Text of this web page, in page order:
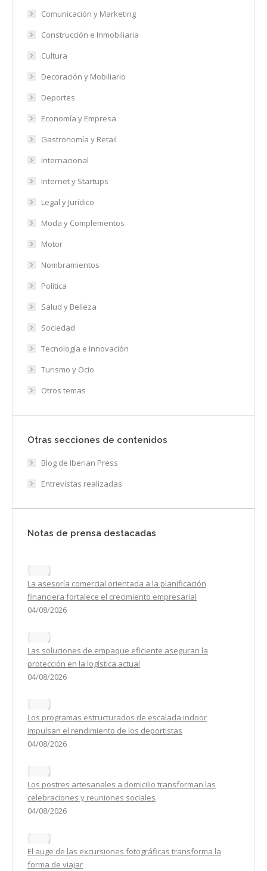
Comunicación y Marketing
Construcción e Inmobiliaria
Cultura
Decoración y Mobiliario
Deportes
Economía y Empresa
Gastronomía y Retail
Internacional
Internet y Startups
Legal y Jurídico
Moda y Complementos
Motor
Nombramientos
Política
Salud y Belleza
Sociedad
Tecnología e Innovación
Turismo y Ocio
Otros temas
Otras secciones de contenidos
Blog de Iberian Press
Entrevistas realizadas
Notas de prensa destacadas
La asesoría comercial orientada a la planificación
financiera fortalece el crecimiento empresarial
04/08/2026
Las soluciones de empaque eficiente aseguran la
protección en la logística actual
04/08/2026
Los programas estructurados de escalada indoor
impulsan el rendimiento de los deportistas
04/08/2026
Los postres artesanales a domicilio transforman las
celebraciones y reuniones sociales
04/08/2026
El auge de las excursiones fotográficas transforma la
forma de viajar